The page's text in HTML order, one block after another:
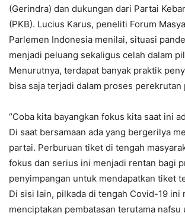
(Gerindra) dan dukungan dari Partai
(PKB). Lucius Karus, peneliti Forum
Parlemen Indonesia menilai, situasi
menjadi peluang sekaligus celah dalam
Menurutnya, terdapat banyak praktik
bisa saja terjadi dalam proses perekrutan
“Coba kita bayangkan fokus kita saat ini
Di saat bersamaan ada yang bergerilya
partai. Perburuan tiket di tengah
fokus dan serius ini menjadi rentan bagi
penyimpangan untuk mendapatkan tiket
Di sisi lain, pilkada di tengah Covid-19 ini
menciptakan pembatasan terutama nafsu